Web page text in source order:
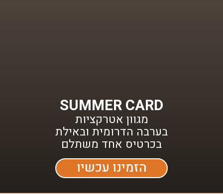
SUMMER CARD
מגוון אטרקציות
בערבה הדרומית ובאילת
בכרטיס אחד משתלם
הזמינו עכשיו